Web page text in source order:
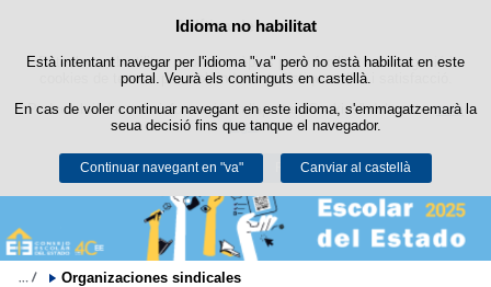
Política de cookies
Este lloc web utilitza cookies pròpies per a facilitar la navegació i
cookies de tercers per a obtindre estadístiques d'ús i satisfacció.
Podeu obtindre més informació en l'apartat "Cookies" del nostreavís
legal.
Acceptar Rebutjar
Idioma no habilitat
Està intentant navegar per l'idioma "va" però no està habilitat en este
portal. Veurà els continguts en castellà.
En cas de voler continuar navegant en este idioma, s'emmagatzemarà la
seua decisió fins que tanque el navegador.
Continuar navegant en "va" Canviar al castellà
Passar al contingut
Organizaciones sindicales